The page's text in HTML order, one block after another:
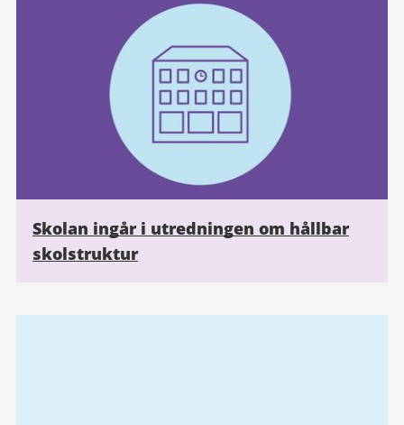
Skolan ingår i utredningen om hållbar
skolstruktur